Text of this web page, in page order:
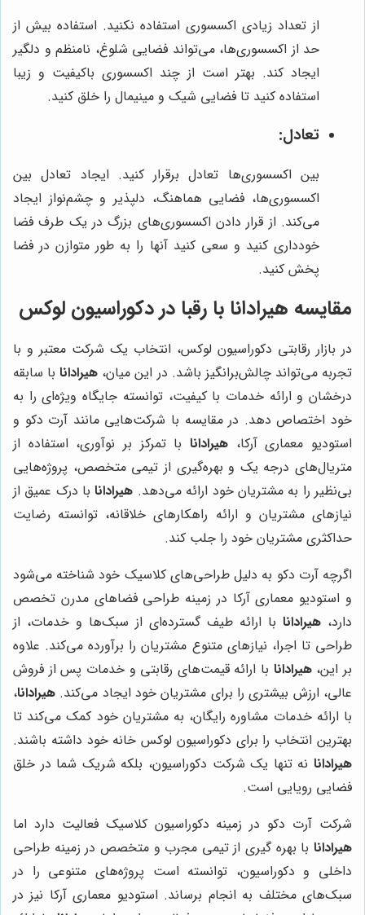
از تعداد زیادی اکسسوری استفاده نکنید. استفاده بیش از
حد از اکسسوری‌ها، می‌تواند فضایی شلوغ، نامنظم و دلگیر
ایجاد کند. بهتر است از چند اکسسوری باکیفیت و زیبا
استفاده کنید تا فضایی شیک و مینیمال را خلق کنید.
تعادل:
بین اکسسوری‌ها تعادل برقرار کنید. ایجاد تعادل بین
اکسسوری‌ها، فضایی هماهنگ، دلپذیر و چشم‌نواز ایجاد
می‌کند. از قرار دادن اکسسوری‌های بزرگ در یک طرف فضا
خودداری کنید و سعی کنید آنها را به طور متوازن در فضا
پخش کنید.
مقایسه هیرادانا با رقبا در دکوراسیون لوکس
در بازار رقابتی دکوراسیون لوکس، انتخاب یک شرکت معتبر و با
تجربه می‌تواند چالش‌برانگیز باشد. در این میان، هیرادانابا سابقه
درخشان و ارائه خدمات با کیفیت، توانسته جایگاه ویژه‌ای را به
خود اختصاص دهد. در مقایسه با شرکت‌هایی مانند آرت دکو و
استودیو معماری آرکا، هیرادانا با تمرکز بر نوآوری، استفاده از
متریال‌های درجه یک و بهره‌گیری از تیمی متخصص، پروژه‌هایی
بی‌نظیر را به مشتریان خود ارائه می‌دهد. هیرادانابا درک عمیق از
نیازهای مشتریان و ارائه راهکارهای خلاقانه، توانسته رضایت
حداکثری مشتریان خود را جلب کند.
اگرچه آرت دکو به دلیل طراحی‌های کلاسیک خود شناخته می‌شود
و استودیو معماری آرکا در زمینه طراحی فضاهای مدرن تخصص
دارد، هیرادانا با ارائه طیف گسترده‌ای از سبک‌ها و خدمات، از
طراحی تا اجرا، نیازهای متنوع مشتریان را برآورده می‌کند. علاوه
بر این،هیرادانا با ارائه قیمت‌های رقابتی و خدمات پس از فروش
عالی، ارزش بیشتری را برای مشتریان خود ایجاد می‌کند. هیرادانا،
با ارائه خدمات مشاوره رایگان، به مشتریان خود کمک می‌کند تا
بهترین انتخاب را برای دکوراسیون لوکس خانه خود داشته باشند.
هیرادانا نه تنها یک شرکت دکوراسیون، بلکه شریک شما در خلق
فضایی رویایی است.
شرکت آرت دکو در زمینه دکوراسیون کلاسیک فعالیت دارد اما
هیرادانا با بهره گیری از تیمی مجرب و متخصص در زمینه طراحی
داخلی و دکوراسیون، توانسته است پروژه‌های متنوعی را در
سبک‌های مختلف به انجام برساند. استودیو معماری آرکا نیز در